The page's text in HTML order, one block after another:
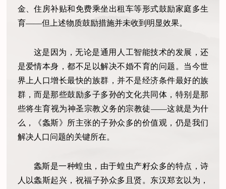
金、住房补贴和免费乘坐出租车等形式鼓励家庭多生
育——但上述物质鼓励措施并未收到明显效果。
这是因为，无论是通用人工智能技术的发展，还
是爱情本身，都不足以解决不婚不育的问题。当今世
界上人口增长最快的族群，并不是经济条件最好的族
群，而是那些鼓励多子多孙的文化共同体，特别是那
些将生育视为神圣宗教义务的宗教徒——这就是为什
么，《螽斯》所主张的子孙众多的价值观，仍是我们
解决人口问题的关键所在。
螽斯是一种蝗虫，由于蝗虫产籽众多的特点，诗
人以螽斯起兴，祝福子孙众多且贤。东汉郑玄以为，